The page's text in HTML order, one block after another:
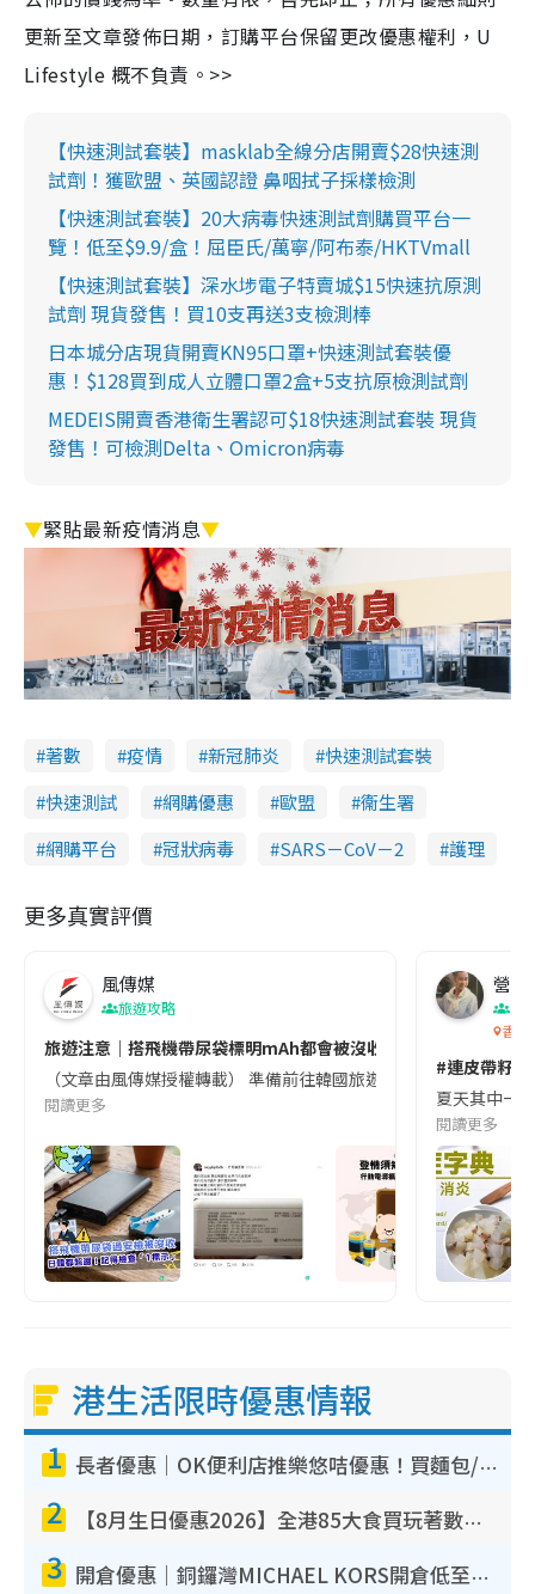
更新至文章發佈日期，訂購平台保留更改優惠權利，U
Lifestyle 概不負責。>>
【快速測試套裝】masklab全線分店開賣$28快速測
試劑！獲歐盟、英國認證 鼻咽拭子採樣檢測
【快速測試套裝】20大病毒快速測試劑購買平台一
覽！低至$9.9/盒！屈臣氏/萬寧/阿布泰/HKTVmall
【快速測試套裝】深水埗電子特賣城$15快速抗原測
試劑 現貨發售！買10支再送3支檢測棒
日本城分店現貨開賣KN95口罩+快速測試套裝優
惠！$128買到成人立體口罩2盒+5支抗原檢測試劑
MEDEIS開賣香港衛生署認可$18快速測試套裝 現貨
發售！可檢測Delta、Omicron病毒
▼緊貼最新疫情消息▼
著數 疫情 新冠肺炎
快速測試套裝
快速測試
網購優惠 歐盟
衞生署
網購平台
冠狀病毒 SARS－CoV－2 護理
更多真實評價
風傳媒
旅遊攻略
旅遊注意｜搭飛機帶尿袋標明mAh都會被沒收😱出發前切記檢查
（文章由風傳媒授權轉載） 準備前往韓國旅遊的民眾，近期要
閱讀更多
營養
香港
#連皮帶籽
夏天其中一
閱讀更多
港生活限時優惠情報
1 長者優惠｜OK便利店推樂悠咭優惠！買麵包/牛奶/保健品拍卡即減
2 【8月生日優惠2026】全港85大食買玩著數攻略 自助餐/火鍋放題同行免費＋誠品/DONKI送現金券
3 開倉優惠｜銅鑼灣MICHAEL KORS開倉低至17折！直擊$500起買手袋/銀包/鞋款 必買經典Jet Set系列